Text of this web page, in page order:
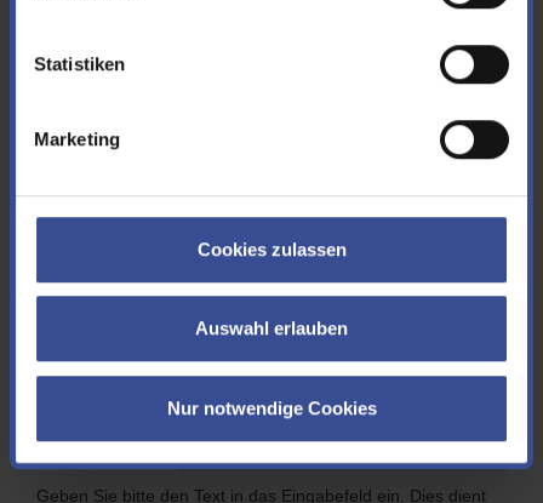
Statistiken
Marketing
Cookies zulassen
Auswahl erlauben
Nur notwendige Cookies
Betreff*
Geben Sie bitte den Text in das Eingabefeld ein. Dies dient